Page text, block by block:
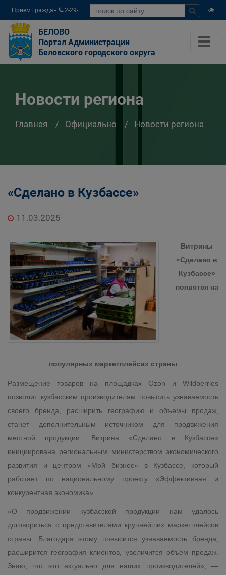
Прием граждан
2-29-
04
БЕЛОВО
Портал Администрации
Беловского городского округа
Новости региона
Главная Официально Новости региона
«Сделано в Кузбассе»
11.03.2025
Витрины
«Сделано в
Кузбассе»
появятся на
популярных маркетплейсах страны
Размещение товаров на площадках Ozon и Wildberries
позволит кузбасским производителям повысить узнаваемость
своего бренда, расширить географию и объемы продаж,
станет дополнительным источником для продвижения
местной продукции. Витрина «Сделано в Кузбассе»
инициирована региональным министерством экономического
развития и центром «Мой бизнес» в Кузбассе, который
работает по национальному проекту «Эффективная и
конкурентная экономика».
«О продвижении кузбасской продукции нам удалось
договориться с представителями крупнейших маркетплейсов
страны. Благодаря этому повысится узнаваемость бренда,
расширится география клиентов, увеличится объем продаж.
Знаю, что это актуально для наших производителей», —